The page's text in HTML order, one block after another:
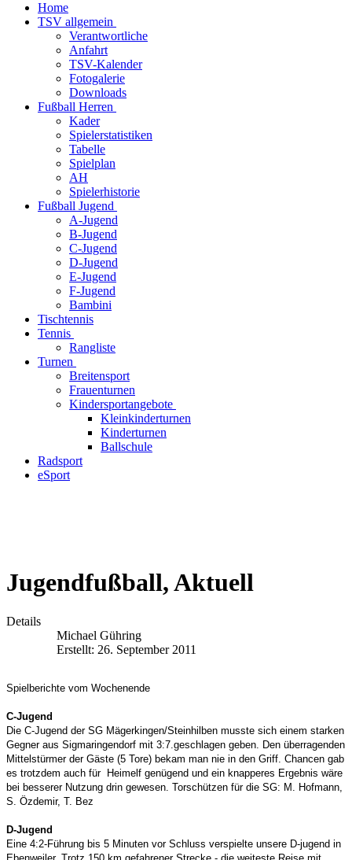
Home
TSV allgemein
Verantwortliche
Anfahrt
TSV-Kalender
Fotogalerie
Downloads
Fußball Herren
Kader
Spielerstatistiken
Tabelle
Spielplan
AH
Spielerhistorie
Fußball Jugend
A-Jugend
B-Jugend
C-Jugend
D-Jugend
E-Jugend
F-Jugend
Bambini
Tischtennis
Tennis
Rangliste
Turnen
Breitensport
Frauenturnen
Kindersportangebote
Kleinkinderturnen
Kinderturnen
Ballschule
Radsport
eSport
Jugendfußball, Aktuell
Details
Michael Gühring
Erstellt: 26. September 2011
Spielberichte vom Wochenende
C-Jugend
Die C-Jugend der SG Mägerkingen/Steinhilben musste sich einem starken
Gegner aus Sigmaringendorf mit 3:7.geschlagen geben. Den überragenden
Mittelstürmer der Gäste (5 Tore) bekam man nie in den Griff. Chancen gab
es trotzdem auch für Heimelf genügend und ein knapperes Ergebnis wäre
bei besserer Nutzung drin gewesen. Torschützen für die SG: M. Hofmann,
S. Özdemir, T. Bez
D-Jugend
Eine 4:2-Führung bis 5 Minuten vor Schluss verspielte unsere D-jugend in